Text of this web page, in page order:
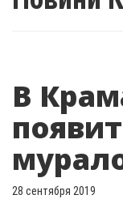
В
28 сентября 2019